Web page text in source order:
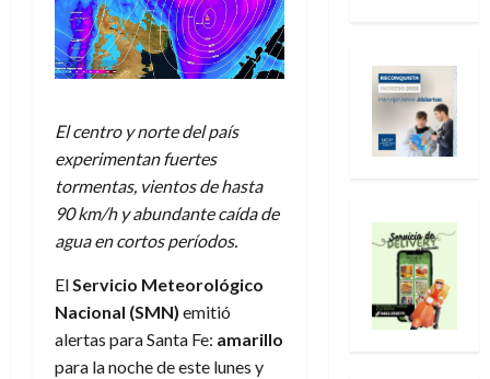
El centro y norte del país
experimentan fuertes
tormentas, vientos de hasta
90 km/h y abundante caída de
agua en cortos períodos.
ElServicio Meteorológico
Nacional (SMN) emitió
alertas para Santa Fe: amarillo
para la noche de este lunes y